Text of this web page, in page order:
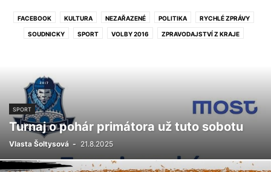
FACEBOOK KULTURA NEZAŘAZENÉ POLITIKA RYCHLÉ ZPRÁVY
SOUDNICKY SPORT VOLBY 2016 ZPRAVODAJSTVÍ Z KRAJE
SPORT
Turnaj o pohár primátora už tuto sobotu
Vlasta Šoltysová - 21.8.2025